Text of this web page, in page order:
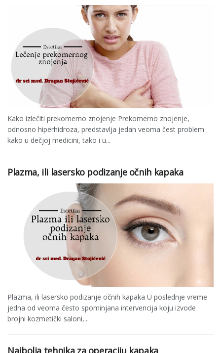
Kako izlečiti prekomerno znojenje Prekomerno znojenje,
odnosno hiperhidroza, predstavlja jedan veoma čest problem
kako u dečjoj medicini, tako i u...
Plazma, ili lasersko podizanje očnih kapaka
Plazma, ili lasersko podizanje očnih kapaka U poslednje vreme
jedna od veoma često spominjana intervencija koju izvode
brojni kozmetički saloni,...
Najbolja tehnika za operaciju kapaka